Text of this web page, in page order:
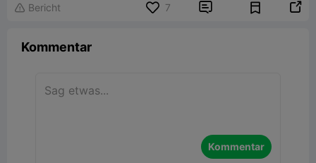
 Bericht 7  
Kommentar
Kommentar